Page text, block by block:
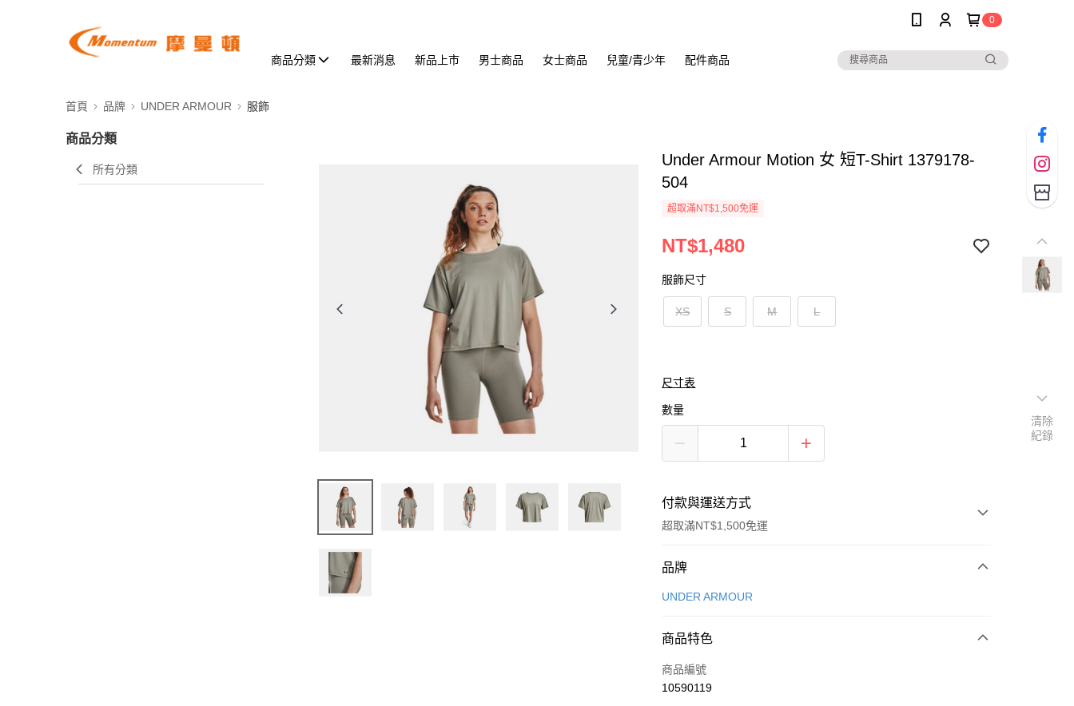
0
商品分類 最新消息 新品上市 男士商品 女士商品 兒童/青少年 配件商品
首頁 品牌 UNDER ARMOUR 服飾
商品分類
所有分類
Under Armour Motion 女 短T-Shirt 1379178-
504
超取滿NT$1,500免運
NT$1,480
服飾尺寸
XS S M L
尺寸表
數量
付款與運送方式
超取滿NT$1,500免運
付款方式
信用卡一次付款
合作金庫商業銀行
華南商業銀行
LINE Pay
品牌
UNDER ARMOUR
商品特色
商品編號
10590119
清除
紀錄